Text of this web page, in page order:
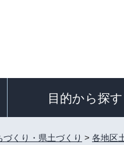
目的から探す
づくり・県土づくり > 各地区